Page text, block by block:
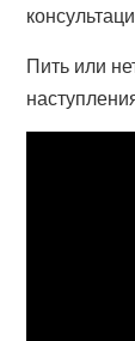
Пить или